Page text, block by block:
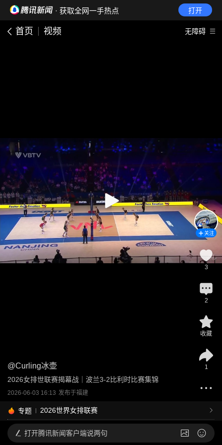
· 获取全网一手热点 打开
首页 视频 无障碍
@Curling冰壶
2026女排世联赛揭幕战｜波兰3-2比利时比赛集锦
2026-06-03 16:13 发布于福建
专题 2026世界女排联赛
关注
3
2
收藏
1
打开腾讯新闻客户端说两句